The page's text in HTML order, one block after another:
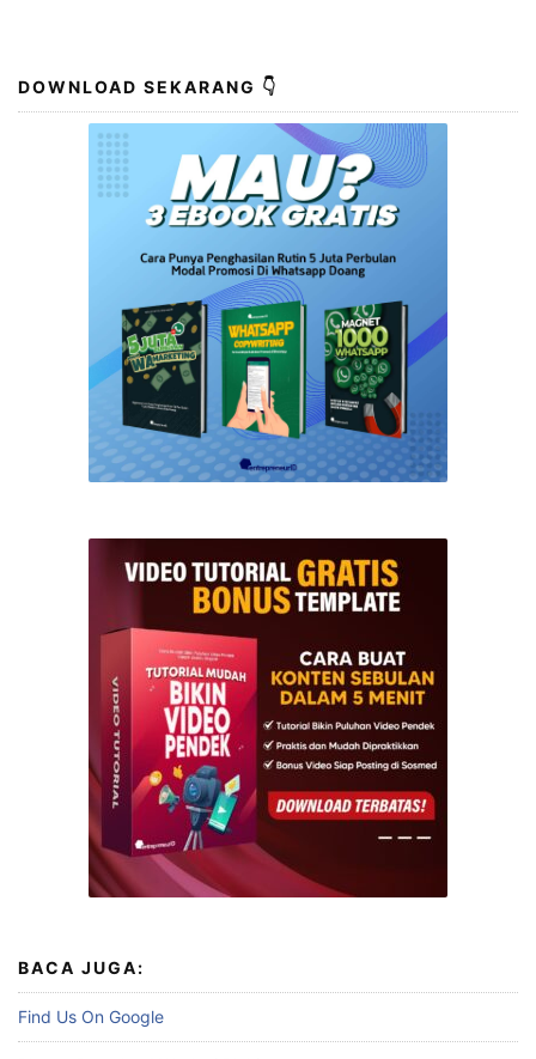
DOWNLOAD SEKARANG 👇
BACA JUGA:
Find Us On Google